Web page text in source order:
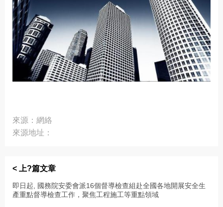
來源：網絡
來源地址：
< 上?篇文章
即日起, 國務院安委會派16個督導檢查組赴全國各地開展安全生
產重點督導檢查工作，聚焦工程施工等重點領域